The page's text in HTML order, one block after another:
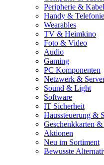
Peripherie & Kabel
Handy & Telefonie
Wearables
TV & Heimkino
Foto & Video
Audio
Gaming
PC Komponenten
Netzwerk &
Sound & Light
Software
IT Sicherheit
Haussteuerung &
Geschenkkarten
Aktionen
Neu im Sortiment
Bewusste